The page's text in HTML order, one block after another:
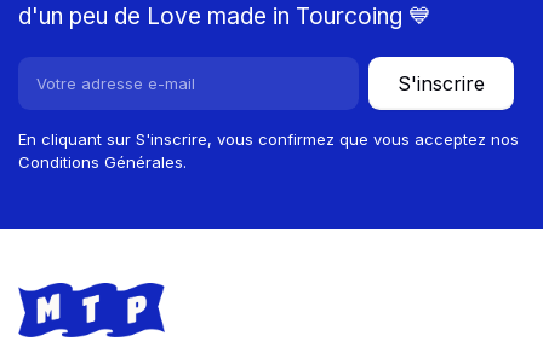
d'un peu de Love made in Tourcoing 💙
S'inscrire
En cliquant sur S'inscrire, vous confirmez que vous acceptez nos
Conditions Générales.
Footer
Store information